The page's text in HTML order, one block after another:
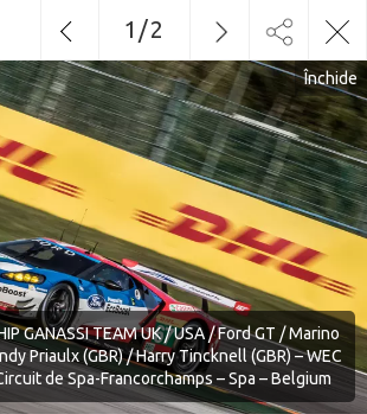
GANASSI TEAM UK / USA / Ford GT / Marino
Priaulx (GBR) / Harry Tincknell (GBR) – WEC
de Spa-Francorchamps – Spa – Belgium
Închide
1 /2